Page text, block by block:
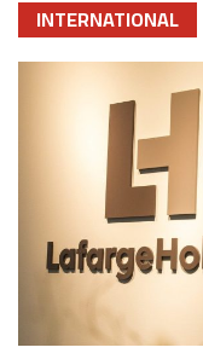
INTERNATIONAL